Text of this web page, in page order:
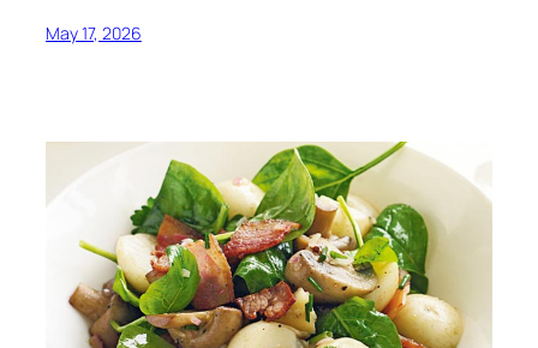
May 17, 2026